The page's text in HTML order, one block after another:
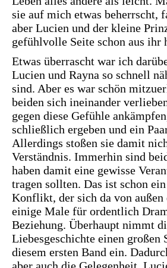
sie auf mich etwas beherrscht,
aber Lucien und der kleine
gefühlvolle Seite schon aus ihr
Etwas überrascht war ich
Lucien und Rayna so schnell
sind. Aber es war schön
beiden sich ineinander
gegen diese Gefühle
schließlich ergeben und ein
Allerdings stoßen sie damit
Verständnis. Immerhin sind
haben damit eine gewisse
tragen sollten. Das ist schon
Konflikt, der sich da von außen
einige Male für ordentlich
Beziehung. Überhaupt nimmt
Liebesgeschichte einen großen
diesem ersten Band ein.